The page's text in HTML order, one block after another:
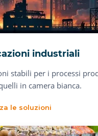
industriali
stabili per i processi
in camera bianca.
le soluzioni